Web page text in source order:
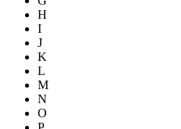
H
I
J
K
L
M
N
O